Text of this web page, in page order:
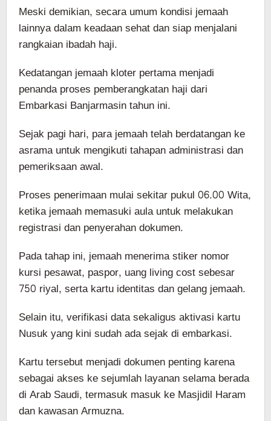
Meski demikian, secara umum kondisi jemaah
lainnya dalam keadaan sehat dan siap menjalani
rangkaian ibadah haji.
Kedatangan jemaah kloter pertama menjadi
penanda proses pemberangkatan haji dari
Embarkasi Banjarmasin tahun ini.
Sejak pagi hari, para jemaah telah berdatangan ke
asrama untuk mengikuti tahapan administrasi dan
pemeriksaan awal.
Proses penerimaan mulai sekitar pukul 06.00 Wita,
ketika jemaah memasuki aula untuk melakukan
registrasi dan penyerahan dokumen.
Pada tahap ini, jemaah menerima stiker nomor
kursi pesawat, paspor, uang living cost sebesar
750 riyal, serta kartu identitas dan gelang jemaah.
Selain itu, verifikasi data sekaligus aktivasi kartu
Nusuk yang kini sudah ada sejak di embarkasi.
Kartu tersebut menjadi dokumen penting karena
sebagai akses ke sejumlah layanan selama berada
di Arab Saudi, termasuk masuk ke Masjidil Haram
dan kawasan Armuzna.